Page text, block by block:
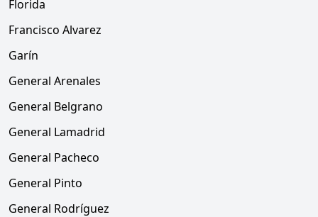
Florida
Francisco Alvarez
Garín
General Arenales
General Belgrano
General Lamadrid
General Pacheco
General Pinto
General Rodríguez